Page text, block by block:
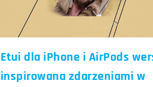
Etui dla iPhone i AirPods
inspirowana zdarzeniami w